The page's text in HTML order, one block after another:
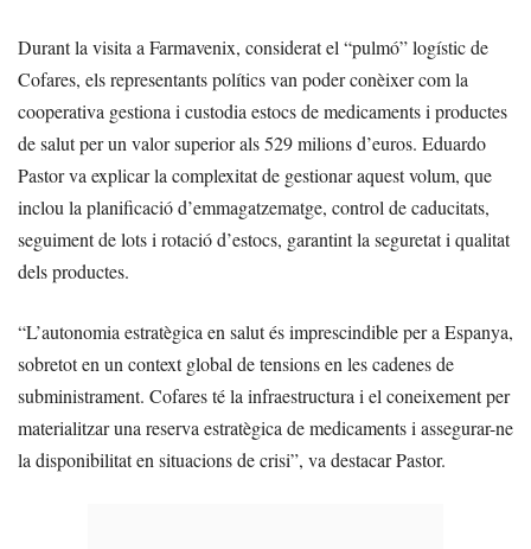
Durant la visita a Farmavenix, considerat el “pulmó” logístic de
Cofares, els representants polítics van poder conèixer com la
cooperativa gestiona i custodia estocs de medicaments i productes
de salut per un valor superior als 529 milions d’euros. Eduardo
Pastor va explicar la complexitat de gestionar aquest volum, que
inclou la planificació d’emmagatzematge, control de caducitats,
seguiment de lots i rotació d’estocs, garantint la seguretat i qualitat
dels productes.
“L’autonomia estratègica en salut és imprescindible per a Espanya,
sobretot en un context global de tensions en les cadenes de
subministrament. Cofares té la infraestructura i el coneixement per
materialitzar una reserva estratègica de medicaments i assegurar-ne
la disponibilitat en situacions de crisi”, va destacar Pastor.